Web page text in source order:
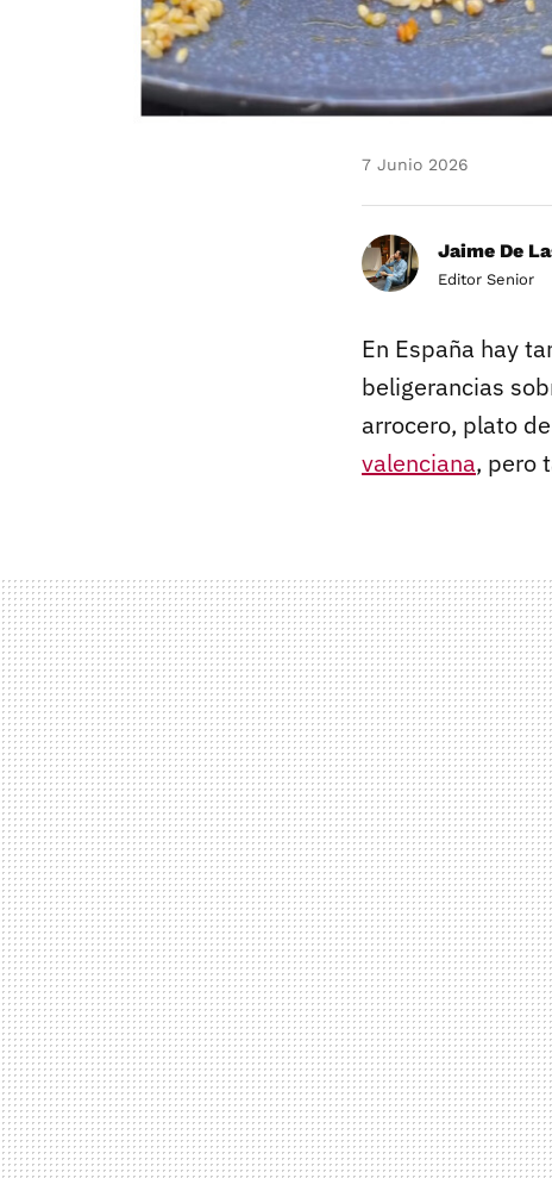
7 Junio 2026
Jaime De
Editor Senior
En España hay
beligerancias
arrocero, plato
valenciana, pero